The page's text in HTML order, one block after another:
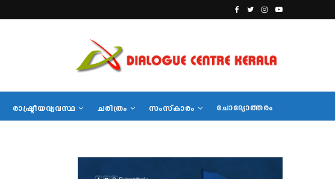
രാഷ്ട്രീയവ്യവസ്ഥ ചരിത്രം സംസ്‌കാരം ചോദ്യോത്തരം